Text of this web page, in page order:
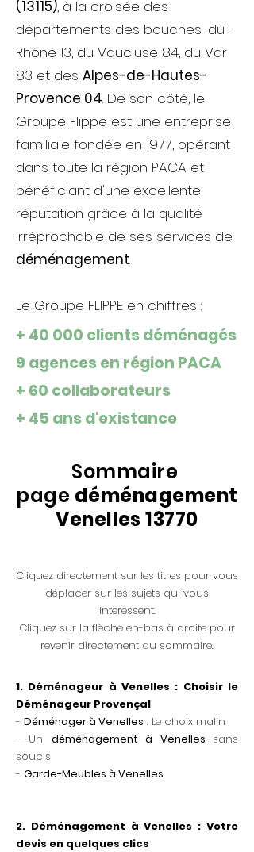
(13115), à la croisée des
départements des bouches-du-
Rhône 13, du Vaucluse 84, du Var
83 et des Alpes-de-Hautes-
Provence 04. De son côté, le
Groupe Flippe est une entreprise
familiale fondée en 1977, opérant
dans toute la région PACA et
bénéficiant d'une excellente
réputation grâce à la qualité
irréprochable de ses services de
déménagement.
Le Groupe FLIPPE en chiffres :
+ 40 000 clients déménagés
9 agences en région PACA
+ 60 collaborateurs
+ 45 ans d'existance
Sommaire
page déménagement
Venelles 13770
Cliquez directement sur les titres pour vous
déplacer sur les sujets qui vous
interessent.
Cliquez sur la flèche en-bas à droite pour
revenir directement au sommaire.
1. Déménageur à Venelles : Choisir le
Déménageur Provençal
- Déménager à Venelles : Le choix malin
- Un déménagement à Venelles sans
soucis
- Garde-Meubles à Venelles
2. Déménagement à Venelles : Votre
devis en quelques clics